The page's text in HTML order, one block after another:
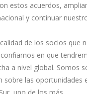
estos acuerdos,
y continuar
de los socios que
en que
a nivel global. Somos
sobre las oportunidades